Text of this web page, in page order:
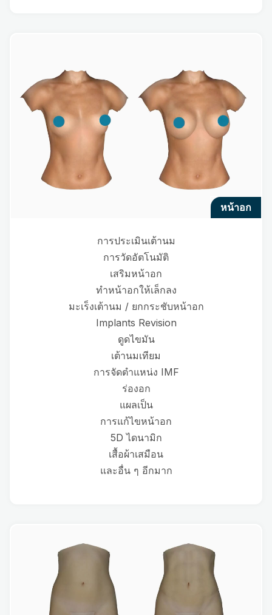
หน้าอก
การประเมินเต้านม
การวัดอัตโนมัติ
เสริมหน้าอก
ทำหน้าอกให้เล็กลง
มะเร็งเต้านม / ยกกระชับหน้าอก
Implants Revision
ดูดไขมัน
เต้านมเทียม
การจัดตำแหน่ง IMF
ร่องอก
แผลเป็น
การแก้ไขหน้าอก
5D ไดนามิก
เสื้อผ้าเสมือน
และอื่น ๆ อีกมาก